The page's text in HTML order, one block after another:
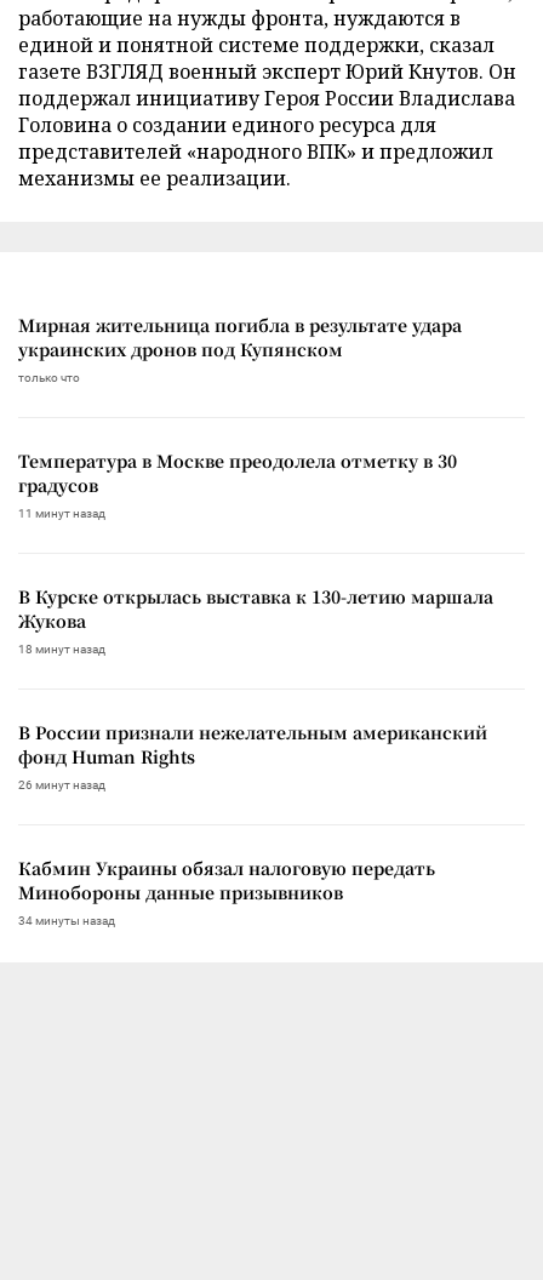
работающие на нужды фронта, нуждаются в
единой и понятной системе поддержки, сказал
газете ВЗГЛЯД военный эксперт Юрий Кнутов. Он
поддержал инициативу Героя России Владислава
Головина о создании единого ресурса для
представителей «народного ВПК» и предложил
механизмы ее реализации.
Мирная жительница погибла в результате удара
украинских дронов под Купянском
только что
Температура в Москве преодолела отметку в 30
градусов
11 минут назад
В Курске открылась выставка к 130-летию маршала
Жукова
18 минут назад
В России признали нежелательным американский
фонд Human Rights
26 минут назад
Кабмин Украины обязал налоговую передать
Минобороны данные призывников
34 минуты назад